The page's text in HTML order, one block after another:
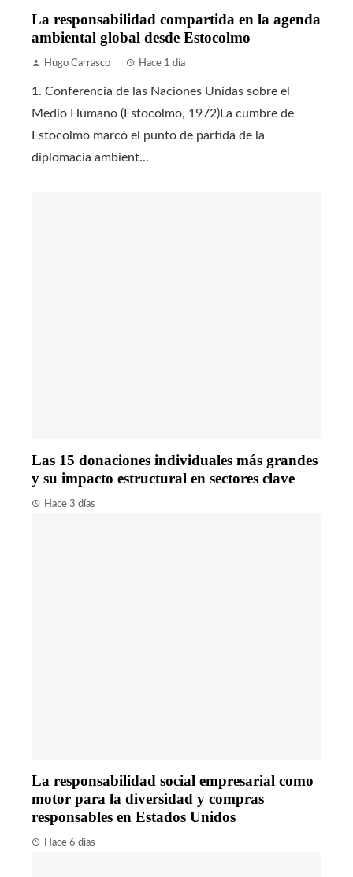
La responsabilidad compartida en la agenda
ambiental global desde Estocolmo
Hugo Carrasco Hace 1 día
1. Conferencia de las Naciones Unidas sobre el
Medio Humano (Estocolmo, 1972)La cumbre de
Estocolmo marcó el punto de partida de la
diplomacia ambient...
Las 15 donaciones individuales más grandes
y su impacto estructural en sectores clave
Hace 3 días
La responsabilidad social empresarial como
motor para la diversidad y compras
responsables en Estados Unidos
Hace 6 días